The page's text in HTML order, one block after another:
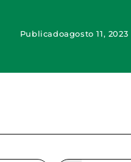
Publicadoagosto 11, 2023